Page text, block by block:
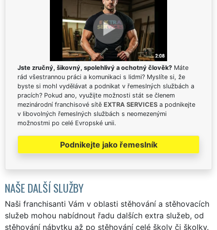
Jste zručný, šikovný, spolehlivý a ochotný člověk? Máte
rád všestrannou práci a komunikaci s lidmi? Myslíte si, že
byste si mohl vydělávat a podnikat v řemeslných službách a
pracích? Pokud ano, využijte možnosti stát se členem
mezinárodní franchisové sítě EXTRA SERVICES a podnikejte
v libovolných řemeslných službách s neomezenými
možnostmi po celé Evropské unii.
Podnikejte jako řemeslník
NAŠE DALŠÍ SLUŽBY
Naši franchisanti Vám v oblasti stěhování a stěhovacích
služeb mohou nabídnout řadu dalších extra služeb, od
stěhování nábytku až po stěhování celé školy či školky.